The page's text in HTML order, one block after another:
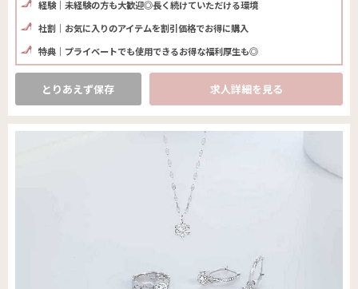
経験｜未経験の方も大歓迎◎長く続けていただける環境
社割｜お気に入りのアイテムを割引価格でお得に購入
特典｜プライベートでも使用できるお得な福利厚生も◎
とりあえず保存 求人詳細を見る